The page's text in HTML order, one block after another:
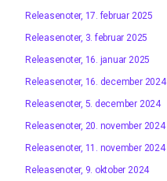
Releasenoter, 17. februar 2025
Releasenoter, 3. februar 2025
Releasenoter, 16. januar 2025
Releasenoter, 16. december 2024
Releasenoter, 5. december 2024
Releasenoter, 20. november 2024
Releasenoter, 11. november 2024
Releasenoter, 9. oktober 2024